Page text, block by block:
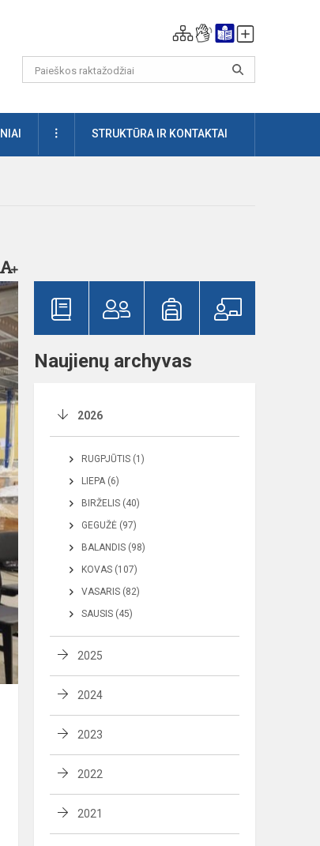
DAUGIAUSTRUKTŪRA IR KONTAKTAI
Naujienų archyvas
2026
RUGPJŪTIS (1)
LIEPA (6)
BIRŽELIS (40)
GEGUŽĖ (97)
BALANDIS (98)
KOVAS (107)
VASARIS (82)
SAUSIS (45)
2025
2024
2023
2022
2021